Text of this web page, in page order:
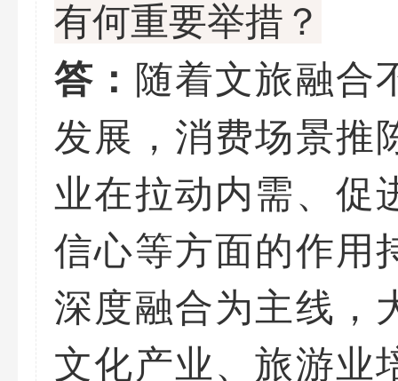
有何重要举措？
答： 随着文旅融合
发展，消费场景推
业在拉动内需、促
信心等方面的作用
深度融合为主线，
文化产业、旅游业